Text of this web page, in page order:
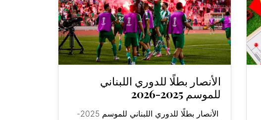
الأنصار بطلًا للدوري اللبناني
للموسم 2025-2026
الأنصار بطلًا للدوري اللبناني للموسم 2025-